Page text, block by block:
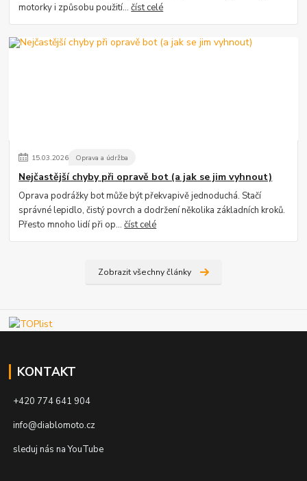
motorky i způsobu použití...číst celé
15.03.2026 Oprava a údržba
Nejčastější chyby při opravě bot (a jak se jim vyhnout)
Oprava podrážky bot může být překvapivě jednoduchá. Stačí
správné lepidlo, čistý povrch a dodržení několika základních kroků.
Přesto mnoho lidí při op...číst celé
Zobrazit všechny články
KONTAKT
+420 774 641 904
info@diablomoto.cz
sleduj nás na YouTube